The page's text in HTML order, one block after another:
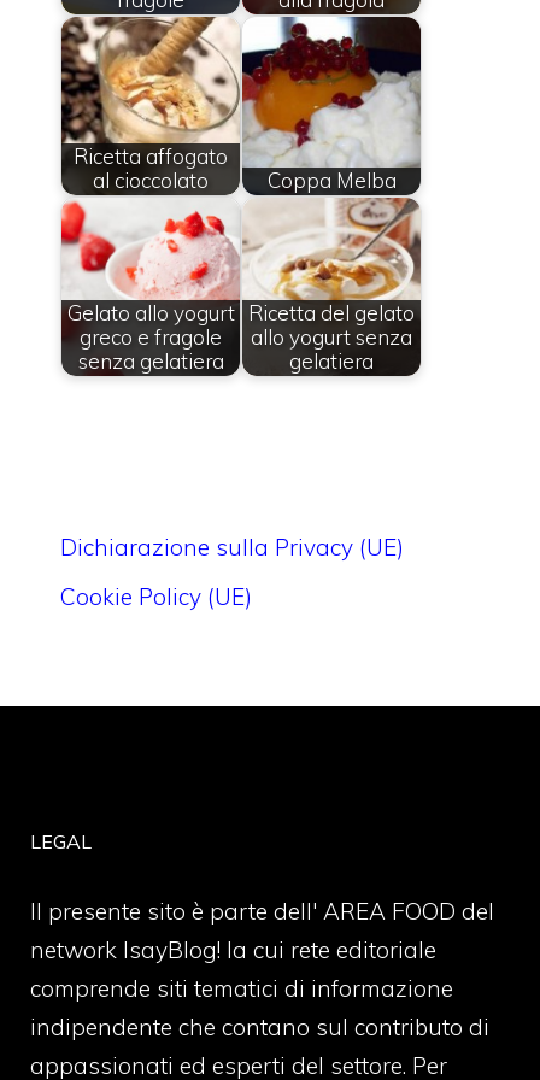
Ricetta affogato
al cioccolato
Coppa Melba
Gelato allo yogurt
greco e fragole
senza gelatiera
Ricetta del gelato
allo yogurt senza
gelatiera
Dichiarazione sulla Privacy (UE)
Cookie Policy (UE)
LEGAL
Il presente sito è parte dell' AREA FOOD del
network IsayBlog! la cui rete editoriale
comprende siti tematici di informazione
indipendente che contano sul contributo di
appassionati ed esperti del settore. Per